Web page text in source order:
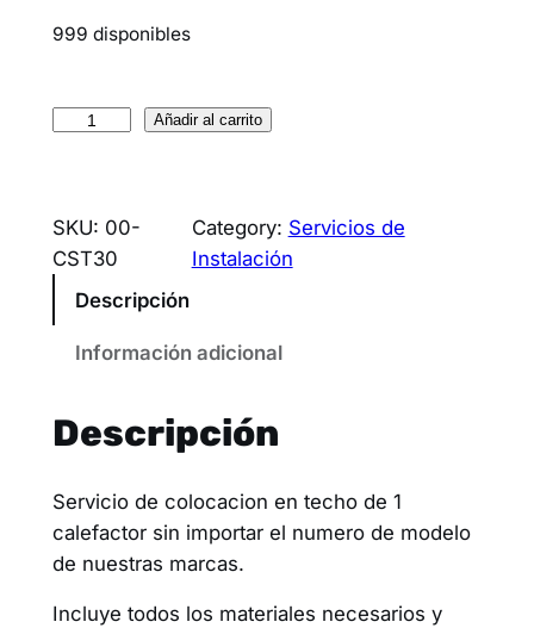
999 disponibles
Añadir al carrito
SKU: 00-
CST30
Category: Servicios de
Instalación
Descripción
Información adicional
Descripción
Servicio de colocacion en techo de 1
calefactor sin importar el numero de modelo
de nuestras marcas.
Incluye todos los materiales necesarios y